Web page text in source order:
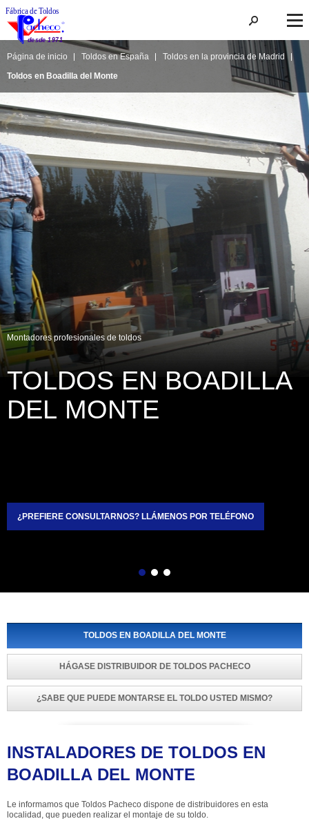
Página de inicio Toldos en España
Toldos en la provincia de Madrid
Toldos en Boadilla del Monte
Montadores profesionales de toldos
TOLDOS EN BOADILLA
DEL MONTE
¿PREFIERE CONSULTARNOS? LLÁMENOS POR TELÉFONO
Siguiente
TOLDOS EN BOADILLA DEL MONTE
HÁGASE DISTRIBUIDOR DE TOLDOS PACHECO
¿SABE QUE PUEDE MONTARSE EL TOLDO USTED MISMO?
INSTALADORES DE TOLDOS EN
BOADILLA DEL MONTE
Le informamos que Toldos Pacheco dispone de distribuidores en esta
localidad, que pueden realizar el montaje de su toldo.